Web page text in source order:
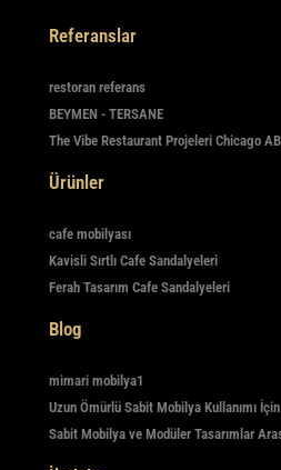
Referanslar
restoran referans
BEYMEN - TERSANE
The Vibe Restaurant Projeleri Chicago
Ürünler
cafe mobilyası
Kavisli Sırtlı Cafe Sandalyeleri
Ferah Tasarım Cafe Sandalyeleri
Blog
mimari mobilya1
Uzun Ömürlü Sabit Mobilya Kullanımı
Sabit Mobilya ve Modüler Tasarımlar